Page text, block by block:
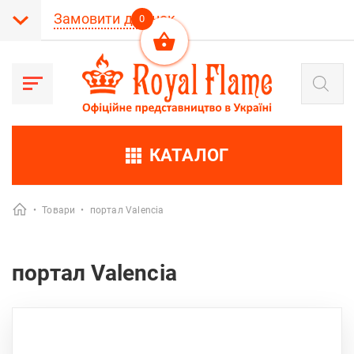
Замовити дзвінок
Products
search
КАТАЛОГ
• Товари • портал Valencia
портал Valencia
0